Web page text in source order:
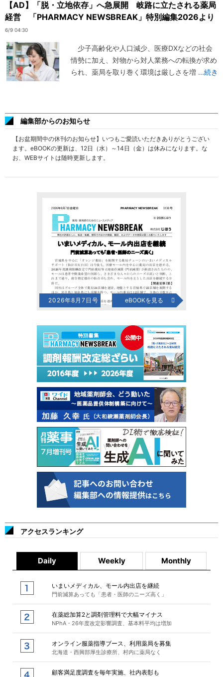
【AD】「脱・立地依存」へ急展開 岐路に立たされる薬局
経営 「PHARMACY NEWSBREAK」特別編集2026より
6/9 04:30
少子高齢化や人口減少、医療DXなどの社会
情勢に加え、対物から対人業務への転換が求め
られ、薬局を取り巻く環境は厳しさを増 ...続き
編集部からのお知らせ
【お盆期間中の休刊のお知らせ】いつもご愛読いただきありがとうござい
ます。eBOOKの更新は、12日（水）～14日（金）は休みになります。な
お、WEBサイトは随時更新します。
2026年8月7日号 eBOOKを見る
アクセスランキング
Daily Weekly Monthly
いまいメディカル、モール内出店を継続
門前減算あっても「患者・医師のニーズ高く」
在薬総加算2と調剤管理料で大幅マイナス
NPhA・26年度改定影響調査、基本料平均は増加
オンライン服薬指導ブース、利用薬局を募集
北海道・西興部厚生診療所、村内に薬局なく
顧客満足度調査を毎年実施、社内表彰も